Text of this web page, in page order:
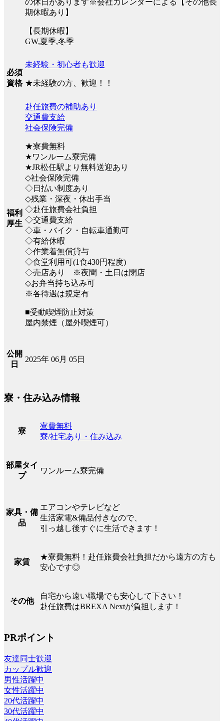
期休暇あり】
【長期休暇】
GW,夏季,冬季
必須
資格
未経験・初心者も歓迎
★未経験の方、歓迎！！
福利
厚生
赴任旅費の補助あり
交通費支給
社会保険完備
★寮費無料
★ワンルーム寮完備
★JR松任駅より無料送迎あり
◇社会保険完備
◇日払い制度あり
◇残業・深夜・休出手当
◇赴任旅費会社負担
◇交通費支給
◇車・バイク・自転車通勤可
◇有給休暇
◇作業着無償貸与
◇食堂利用可(1食430円程度)
◇売店あり ※夜間・土日は閉店
◇お弁当持ち込み可
※各待遇は規定有
■受動喫煙防止対策
屋内禁煙（屋外喫煙可）
公開
日
2025年 06月 05日
寮・住み込み情報
寮
寮費無料
寮/社宅あり・住み込み
部屋タイ
プ
ワンルーム寮完備
家具・備
品
エアコンやテレビなど
生活家電&備品付きなので、
引っ越し後すぐに生活できます！
家賃
★寮費無料！赴任旅費会社負担だから遠方の方も
安心です◎
その他
自宅から遠い職場でも安心して下さい！
赴任旅費はBREXA Nextが負担します！
PRポイント
友達同士歓迎
カップル歓迎
男性活躍中
女性活躍中
20代活躍中
30代活躍中